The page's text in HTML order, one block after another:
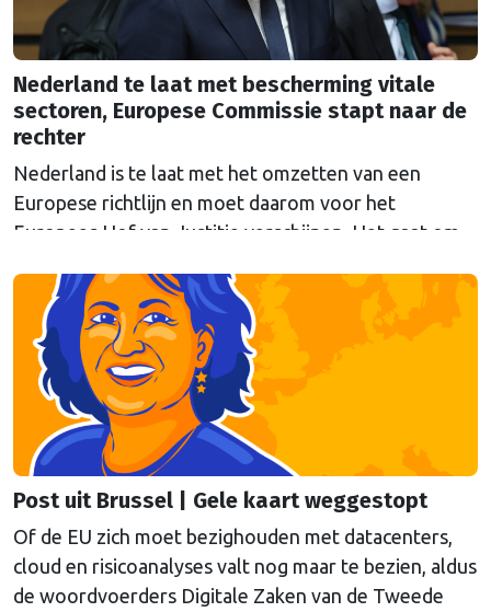
Nederland te laat met bescherming vitale
sectoren, Europese Commissie stapt naar de
rechter
Nederland is te laat met het omzetten van een
Europese richtlijn en moet daarom voor het
Europees Hof van Justitie verschijnen. Het gaat om
belangrijke sectoren plat komen te liggen bij
verstoringen, zoals natuurrampen of aanslagen. De
Eerste en Tweede Kamer hebben inmiddels
ingestemd met de wetten (Wet Weerbaarheid …
Continued
Post uit Brussel | Gele kaart weggestopt
Of de EU zich moet bezighouden met datacenters,
cloud en risicoanalyses valt nog maar te bezien, aldus
de woordvoerders Digitale Zaken van de Tweede